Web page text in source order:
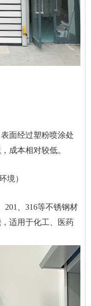
面经过塑粉喷涂处
成本相对较低。
境）
、316等不锈钢材
适用于化工、医药